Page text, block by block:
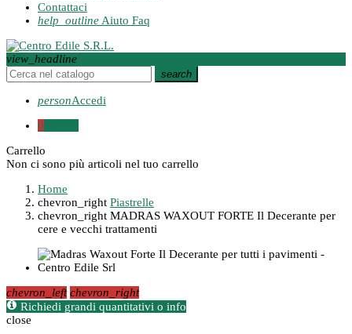
Contattaci
help_outline Aiuto Faq
view_headline
search
personAccedi
0
Carrello
Non ci sono più articoli nel tuo carrello
Home
chevron_right Piastrelle
chevron_right MADRAS WAXOUT FORTE Il Decerante per
cere e vecchi trattamenti
chevron_left chevron_right
Richiedi grandi quantitativi o info
close